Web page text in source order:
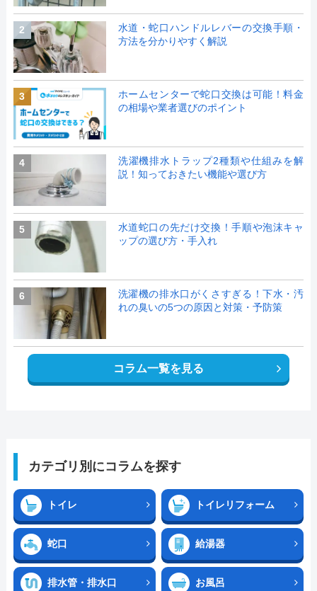
2
水道・蛇口ハンドルレバーの交換手順・
方法を分かりやすく解説
3
ホームセンターで蛇口交換は可能！料金
の相場や業者選びのポイント
4
洗濯機排水トラップ2種類や仕組みを解
説！知っておきたい機能や選び方
5
水道蛇口の先だけ交換！手順や泡沫キャ
ップの選び方・手入れ
6
洗濯機の排水口がくさすぎる！下水・汚
れの臭いの5つの原因と対策・予防策
コラム一覧を見る
カテゴリ別にコラムを探す
トイレ トイレリフォーム
蛇口 給湯器
排水管・排水口 お風呂